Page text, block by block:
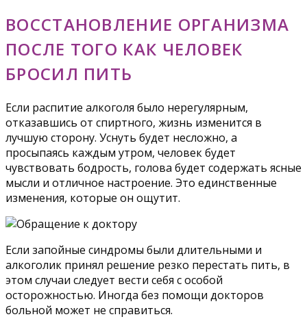
ВОССТАНОВЛЕНИЕ ОРГАНИЗМА
ПОСЛЕ ТОГО КАК ЧЕЛОВЕК
БРОСИЛ ПИТЬ
Если распитие алкоголя было нерегулярным,
отказавшись от спиртного, жизнь изменится в
лучшую сторону. Уснуть будет несложно, а
просыпаясь каждым утром, человек будет
чувствовать бодрость, голова будет содержать ясные
мысли и отличное настроение. Это единственные
изменения, которые он ощутит.
Если запойные синдромы были длительными и
алкоголик принял решение резко перестать пить, в
этом случаи следует вести себя с особой
осторожностью. Иногда без помощи докторов
больной может не справиться.